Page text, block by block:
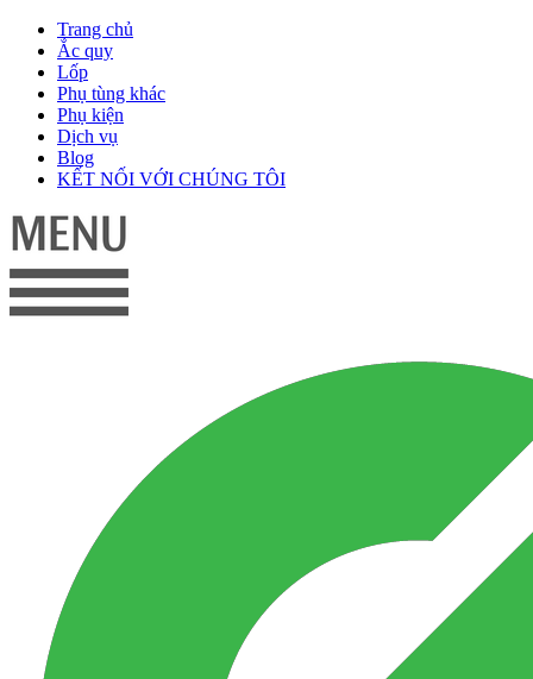
Trang chủ
Ắc quy
Lốp
Phụ tùng khác
Phụ kiện
Dịch vụ
Blog
KẾT NỐI VỚI CHÚNG TÔI